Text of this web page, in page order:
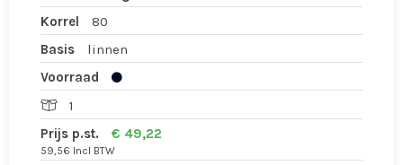
Korrel
80
Basis
linnen
Voorraad
1
Prijs p.st.
€ 49,22
59,56 Incl BTW